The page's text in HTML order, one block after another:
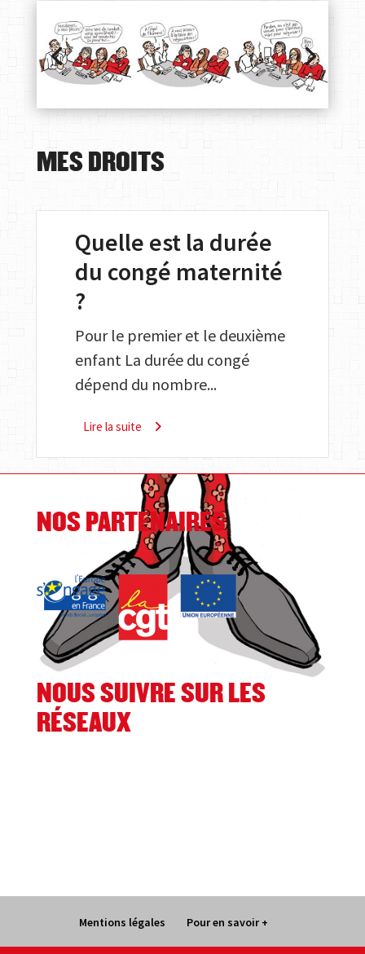
MES DROITS
Quelle est la durée
du congé maternité
?
Pour le premier et le deuxième
enfant La durée du congé
dépend du nombre...
Lire la suite
NOS PARTENAIRES
NOUS SUIVRE SUR LES
RÉSEAUX
Mentions légales Pour en savoir +